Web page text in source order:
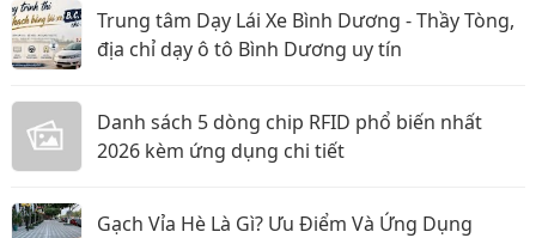
Trung tâm Dạy Lái Xe Bình Dương - Thầy Tòng,
địa chỉ dạy ô tô Bình Dương uy tín
Danh sách 5 dòng chip RFID phổ biến nhất
2026 kèm ứng dụng chi tiết
Gạch Vỉa Hè Là Gì? Ưu Điểm Và Ứng Dụng